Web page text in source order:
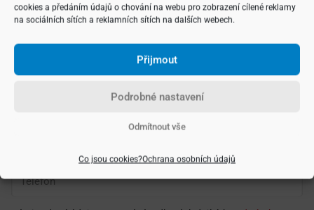
cookies a předáním údajů o chování na webu pro zobrazení cílené reklamy
na sociálních sítích a reklamních sítích na dalších webech.
Přijmout
Odmítnout vše
Podrobné nastavení
Co jsou cookies?Ochrana osobních údajů